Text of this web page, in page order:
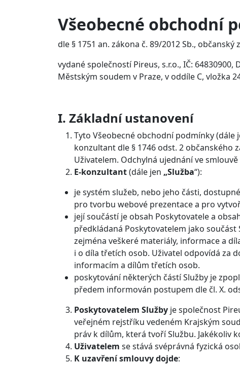
Všeobecné obchodní
dle § 1751 an. zákona č. 89/2012 Sb., občanský
vydané společností Pireus, s.r.o., IČ:
Městským soudem v Praze, v oddíle C, vložka
I. Základní ustanovení
Tyto Všeobecné obchodní podmínky (dále
konzultant dle § 1746 odst. 2 občanského
Uživatelem. Odchylná ujednání ve
E-konzultant(dále jen „Služba“):
je systém služeb, nebo jeho části,
pro tvorbu webové prezentace a pro
její součástí je obsah Poskytovatele a
předkládaná Poskytovatelem jako
zejména veškeré materiály, informace a
i o díla třetích osob. Uživatel odpovídá za
informacím a dílům třetích osob.
poskytování některých částí Služby je
předem informován postupem dle čl. X.
Poskytovatelem Služby je společnost
veřejném rejstříku vedeném Krajským
práv k dílům, která tvoří Službu. Jakékoliv
Uživatelem se stává svéprávná fyzická
K uzavření smlouvy dojde: